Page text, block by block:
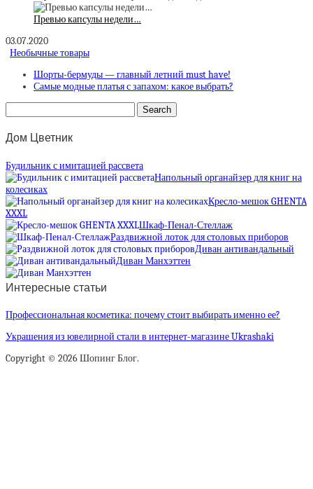
Превью капсулы недели…
03.07.2020
Необычные товары
Шорты-бермуды — главный летний must have!
Самые модные платья с запахом: какое выбрать?
Дом Цветник
Будильник с имитацией рассвета
Напольный органайзер для книг на
колесиках
Кресло-мешок GHENTA
XXXL
Шкаф-Пенал-Стеллаж
Раздвижной лоток для столовых приборов
Диван антивандальный
Диван Манхэттен
Интересные статьи
Профессиональная косметика: почему стоит выбирать именно ее?
Украшения из ювелирной стали в интернет-магазине Ukrashaki
Copyright © 2026 Шопинг Блог.